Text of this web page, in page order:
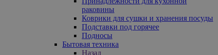
раковины
Коврики для сушки и хранения посуды
Подставки под горячее
Подносы
Бытовая техника
Назад